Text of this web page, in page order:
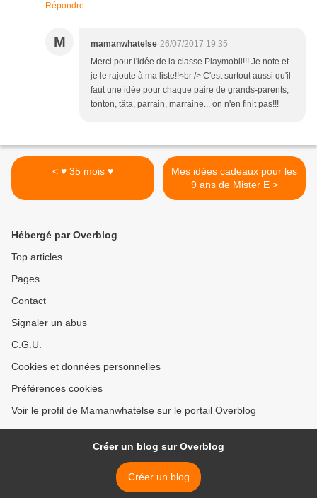
Répondre
M mamanwhatelse 26/07/2017 19:35
Merci pour l'idée de la classe Playmobil!!! Je note et
je le rajoute à ma liste!!<br /> C'est surtout aussi qu'il
faut une idée pour chaque paire de grands-parents,
tonton, tâta, parrain, marraine... on n'en finit pas!!!
< ♥ 35 mois ♥
Mes idées cadeaux pour les
9 ans de Mister E >
Hébergé par Overblog
Top articles
Pages
Contact
Signaler un abus
C.G.U.
Cookies et données personnelles
Préférences cookies
Voir le profil de Mamanwhatelse sur le portail Overblog
Créer un blog sur Overblog
Créer un blog